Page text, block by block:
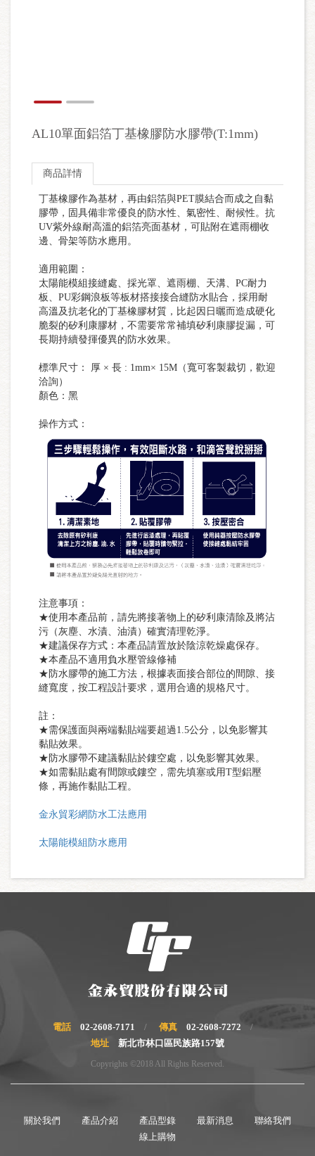
AL10單面鋁箔丁基橡膠防水膠帶(T:1mm)
商品詳情
丁基橡膠作為基材，再由鋁箔與PET膜結合而成之自黏
膠帶，固具備非常優良的防水性、氣密性、耐候性。抗
UV紫外線耐高溫的鋁箔亮面基材，可貼附在遮雨棚收
邊、骨架等防水應用。
適用範圍：
太陽能模組接縫處、採光罩、遮雨棚、天溝、PC耐力
板、PU彩鋼浪板等板材搭接接合縫防水貼合，採用耐
高溫及抗老化的丁基橡膠材質，比起因日曬而造成硬化
脆裂的矽利康膠材，不需要常常補填矽利康膠捉漏，可
長期持續發揮優異的防水效果。
標準尺寸： 厚 × 長 : 1mm× 15M（寬可客製裁切，歡迎
洽詢）
顏色：黑
操作方式：
注意事項：
★使用本產品前，請先將接著物上的矽利康清除及將沾
污（灰塵、水漬、油漬）確實清理乾淨。
★建議保存方式：本產品請置放於陰涼乾燥處保存。
★本產品不適用負水壓管線修補
★防水膠帶的施工方法，根據表面接合部位的間隙、接
縫寬度，按工程設計要求，選用合適的規格尺寸。
註：
★需保護面與兩端黏貼端要超過1.5公分，以免影響其
黏貼效果。
★防水膠帶不建議黏貼於鏤空處，以免影響其效果。
★如需黏貼處有間隙或鏤空，需先填塞或用T型鋁壓
條，再施作黏貼工程。
金永貿彩網防水工法應用
太陽能模組防水應用
電話 02-2608-7171 傳真
02-2608-7272
地址
新北市林口區民族路157號
Copyrights ©2018 All Rights Reserved.
關於我們 產品介紹 產品型錄 最新消息
聯絡我們
線上購物